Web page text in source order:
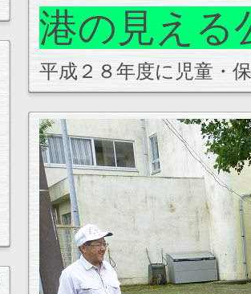
港の見える
平成２８年度に児童・